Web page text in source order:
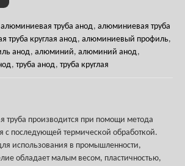
алюминиевая труба анод, алюминиевая труба
труба круглая анод, алюминиевый профиль,
анод, алюминий, алюминий анод,
, труба анод, труба круглая
труба производится при помощи метода
с последующей термической обработкой.
использования в промышленности,
обладает малым весом, пластичностью,